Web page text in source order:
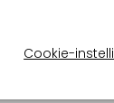
Cookie-